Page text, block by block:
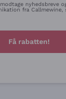
nyhedsbreve
fra
Få rabatten!